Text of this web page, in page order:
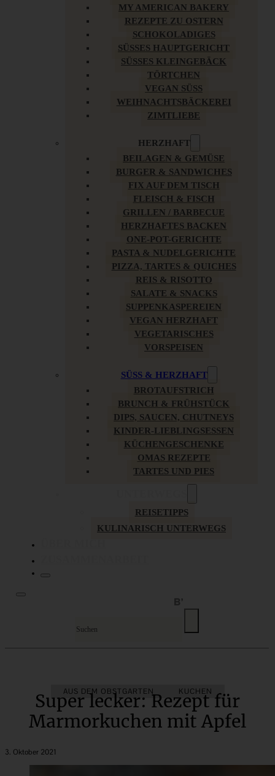
MY AMERICAN BAKERY
REZEPTE ZU OSTERN
SCHOKOLADIGES
SÜSSES HAUPTGERICHT
SÜSSES KLEINGEBÄCK
TÖRTCHEN
VEGAN SÜSS
WEIHNACHTSBÄCKEREI
ZIMTLIEBE
HERZHAFT
BEILAGEN & GEMÜSE
BURGER & SANDWICHES
FIX AUF DEM TISCH
FLEISCH & FISCH
GRILLEN / BARBECUE
HERZHAFTES BACKEN
ONE-POT-GERICHTE
PASTA & NUDELGERICHTE
PIZZA, TARTES & QUICHES
REIS & RISOTTO
SALATE & SNACKS
SUPPENKASPEREIEN
VEGAN HERZHAFT
VEGETARISCHES
VORSPEISEN
SÜSS & HERZHAFT
BROTAUFSTRICH
BRUNCH & FRÜHSTÜCK
DIPS, SAUCEN, CHUTNEYS
KINDER-LIEBLINGSESSEN
KÜCHENGESCHENKE
OMAS REZEPTE
TARTES UND PIES
REISETIPPS
KULINARISCH UNTERWEGS
AUS DEM OBSTGARTEN KUCHEN
Super lecker: Rezept für
Marmorkuchen mit Apfel
3. Oktober 2021